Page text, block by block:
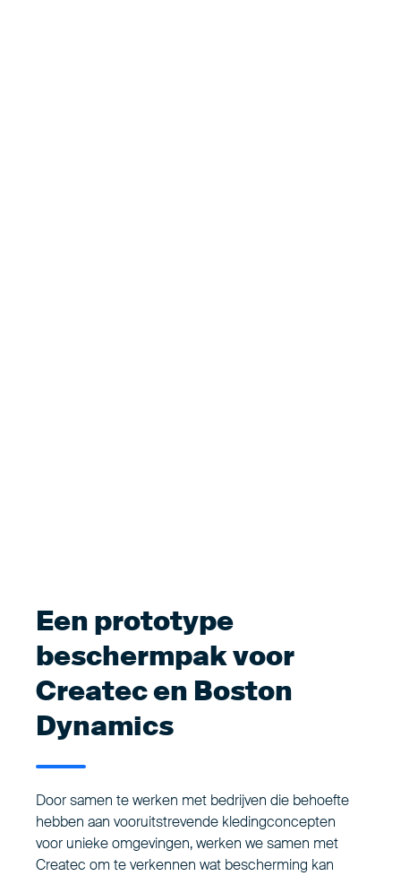
Een prototype
beschermpak voor
Createc en Boston
Dynamics
Door samen te werken met bedrijven die behoefte
hebben aan vooruitstrevende kledingconcepten
voor unieke omgevingen, werken we samen met
Createc om te verkennen wat bescherming kan